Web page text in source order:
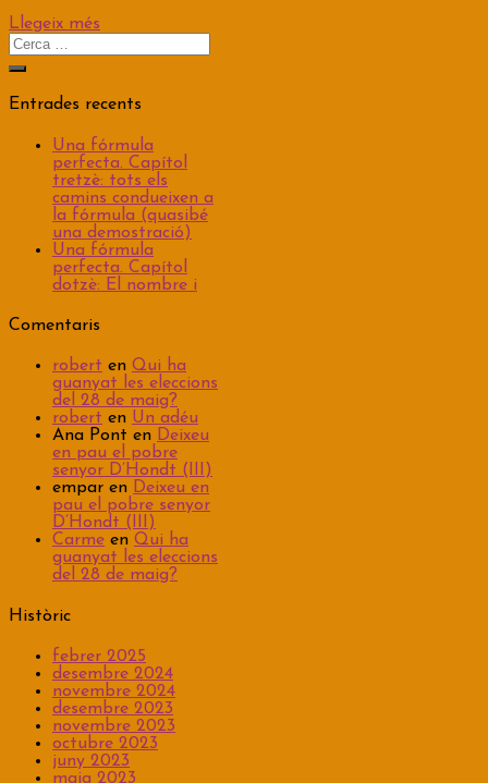
Llegeix més
Cerca:
Entrades recents
Una fórmula
perfecta. Capítol
tretzè: tots els
camins condueixen a
la fórmula (quasibé
una demostració)
Una fórmula
perfecta. Capítol
dotzè: El nombre i
Comentaris
robert en Qui ha
guanyat les eleccions
del 28 de maig?
robert en Un adéu
Ana Pont en Deixeu
en pau el pobre
senyor D’Hondt (III)
empar en Deixeu en
pau el pobre senyor
D’Hondt (III)
Carme en Qui ha
guanyat les eleccions
del 28 de maig?
Històric
febrer 2025
desembre 2024
novembre 2024
desembre 2023
novembre 2023
octubre 2023
juny 2023
maig 2023